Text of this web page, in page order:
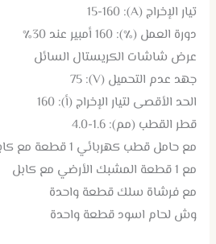
تيار الإخراج (A): 15-160
دورة العمل (٪): 160 أمبير عند 30٪
عرض شاشات الكريستال السائل
جهد عدم التحميل (V): 75
الحد الأقصى لتيار الإخراج (أ): 160
قطر القطب (مم): 1.6-4.0
مع حامل قطب كهربائي 1 قطعة مع كابل
مع 1 قطعة المشبك الأرضي مع كابل
مع فرشاة سلك قطعة واحدة
وش لحام اسود قطعة واحدة